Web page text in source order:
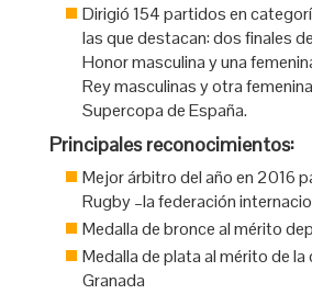
Dirigió 154 partidos en
las que destacan: dos finales
Honor masculina y una
Rey masculinas y otra
Supercopa de España.
Principales reconocimientos:
Mejor árbitro del año en 2016
Rugby –la federación
Medalla de bronce al mérito
Medalla de plata al mérito de la
Granada